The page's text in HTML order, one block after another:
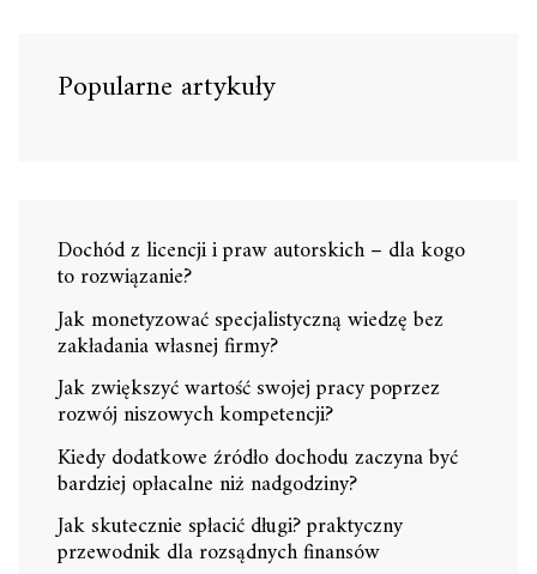
Popularne artykuły
Dochód z licencji i praw autorskich – dla kogo
to rozwiązanie?
Jak monetyzować specjalistyczną wiedzę bez
zakładania własnej firmy?
Jak zwiększyć wartość swojej pracy poprzez
rozwój niszowych kompetencji?
Kiedy dodatkowe źródło dochodu zaczyna być
bardziej opłacalne niż nadgodziny?
Jak skutecznie spłacić długi? praktyczny
przewodnik dla rozsądnych finansów